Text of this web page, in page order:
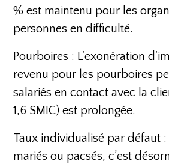
% est maintenu pour les
personnes en difficulté.
Pourboires : L'exonération
revenu pour les pourboires
salariés en contact avec la
1,6 SMIC) est prolongée.
Taux individualisé par défaut
mariés ou pacsés, c’est